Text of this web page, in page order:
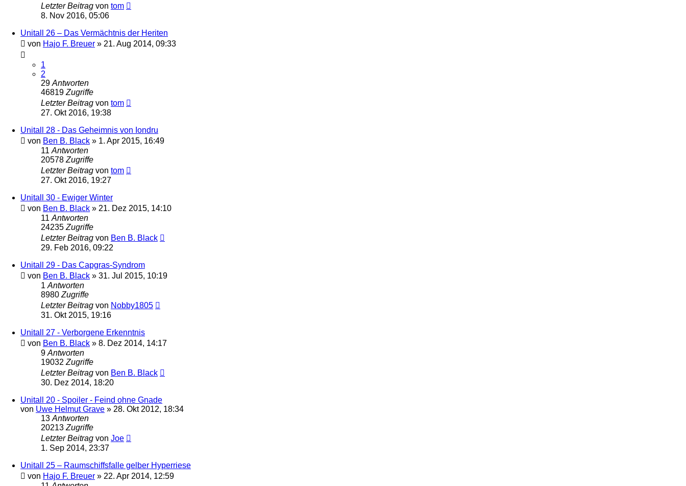
Letzter Beitrag von tom
8. Nov 2016, 05:06
Unitall 26 – Das Vermächtnis der Heriten
von Hajo F. Breuer » 21. Aug 2014, 09:33
1
2
29 Antworten
46819 Zugriffe
Letzter Beitrag von tom
27. Okt 2016, 19:38
Unitall 28 - Das Geheimnis von Iondru
von Ben B. Black » 1. Apr 2015, 16:49
11 Antworten
20578 Zugriffe
Letzter Beitrag von tom
27. Okt 2016, 19:27
Unitall 30 - Ewiger Winter
von Ben B. Black » 21. Dez 2015, 14:10
11 Antworten
24235 Zugriffe
Letzter Beitrag von Ben B. Black
29. Feb 2016, 09:22
Unitall 29 - Das Capgras-Syndrom
von Ben B. Black » 31. Jul 2015, 10:19
1 Antworten
8980 Zugriffe
Letzter Beitrag von Nobby1805
31. Okt 2015, 19:16
Unitall 27 - Verborgene Erkenntnis
von Ben B. Black » 8. Dez 2014, 14:17
9 Antworten
19032 Zugriffe
Letzter Beitrag von Ben B. Black
30. Dez 2014, 18:20
Unitall 20 - Spoiler - Feind ohne Gnade
von Uwe Helmut Grave » 28. Okt 2012, 18:34
13 Antworten
20213 Zugriffe
Letzter Beitrag von Joe
1. Sep 2014, 23:37
Unitall 25 – Raumschiffsfalle gelber Hyperriese
von Hajo F. Breuer » 22. Apr 2014, 12:59